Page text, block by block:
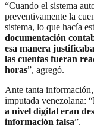
“Cuando el sistema
preventivamente la
sistema, lo que hacía
documentación
esa manera
las cuentas fueran
horas”, agregó.
Ante tanta
imputada venezolana: “
a nivel digital eran
información falsa”.